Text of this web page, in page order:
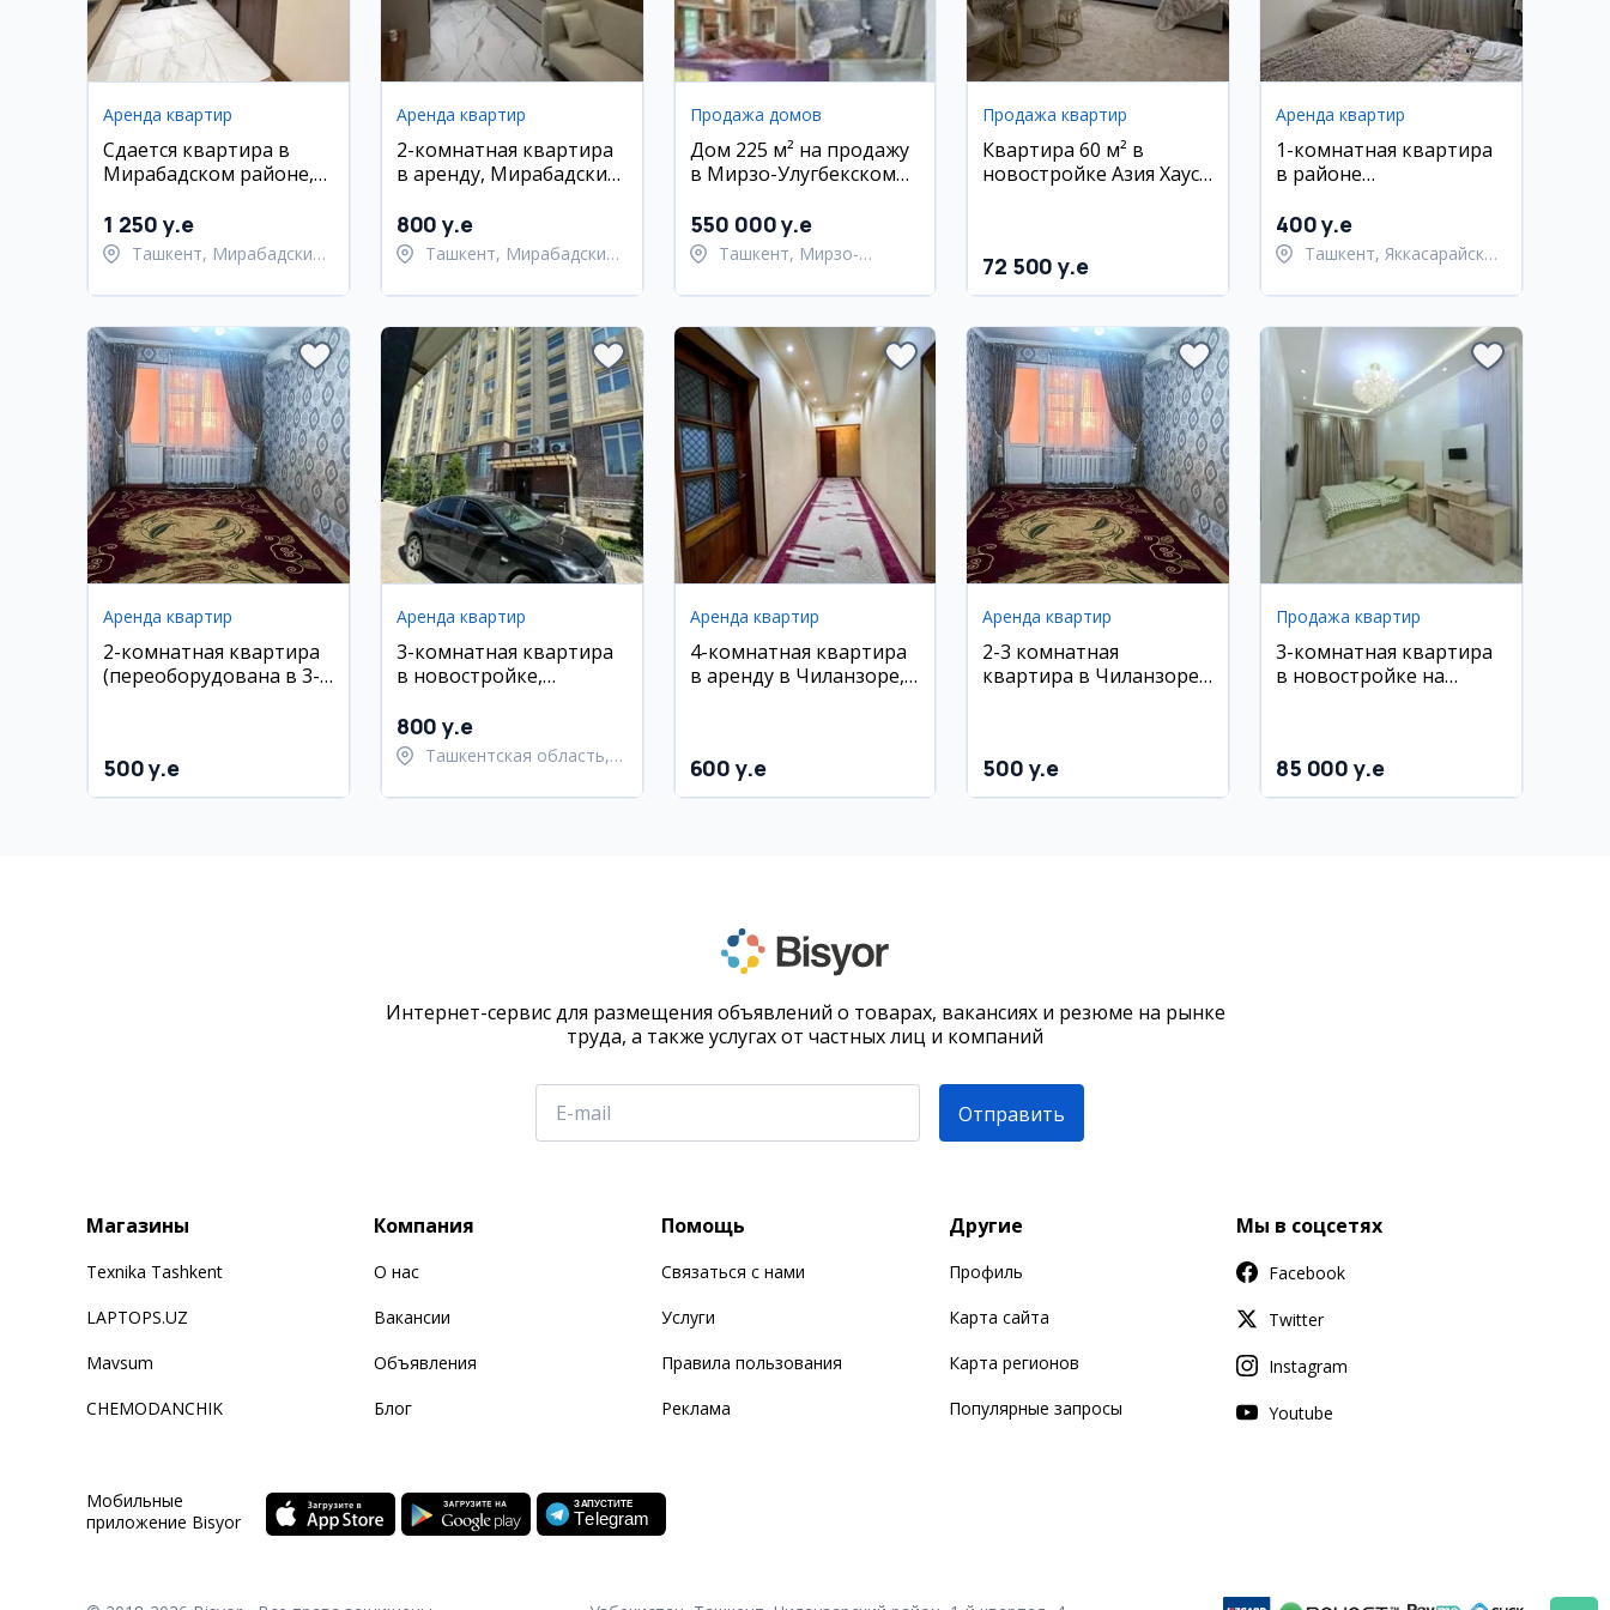
Аренда квартир
Сдается квартира в
Мирабадском районе,
техникой
1 250 y.e
Ташкент, Мирабадский
Аренда квартир
2-комнатная квартира
в аренду, Мирабадский
800 y.e
Ташкент, Мирабадский
Продажа домов
Дом 225 м² на продажу
в Мирзо-Улугбекском
550 000 y.e
Ташкент, Мирзо-
Продажа квартир
Квартира 60 м² в
новостройке Азия Хаус,
72 500 y.e
Аренда квартир
1-комнатная квартира
в районе
с мебелью
400 y.e
Ташкент, Яккасарайский
Аренда квартир
2-комнатная квартира
(переоборудована в 3-
500 y.e
Аренда квартир
3-комнатная квартира
в новостройке,
Махтумкули
800 y.e
Ташкентская область,
Аренда квартир
4-комнатная квартира
в аренду в Чиланзоре,
600 y.e
Аренда квартир
2-3 комнатная
квартира в Чиланзоре,
ремонт
500 y.e
Продажа квартир
3-комнатная квартира
в новостройке на
85 000 y.e
Интернет-сервис для размещения объявлений о товарах, вакансиях и резюме на рынке
труда, а также услугах от частных лиц и компаний
Отправить
Магазины
Texnika Tashkent
LAPTOPS.UZ
Mavsum
CHEMODANCHIK
Компания
О нас
Вакансии
Объявления
Блог
Помощь
Связаться с нами
Услуги
Правила пользования
Реклама
Другие
Профиль
Карта сайта
Карта регионов
Популярные запросы
Мы в соцсетях
Facebook
Twitter
Instagram
Youtube
Мобильные
приложение Bisyor